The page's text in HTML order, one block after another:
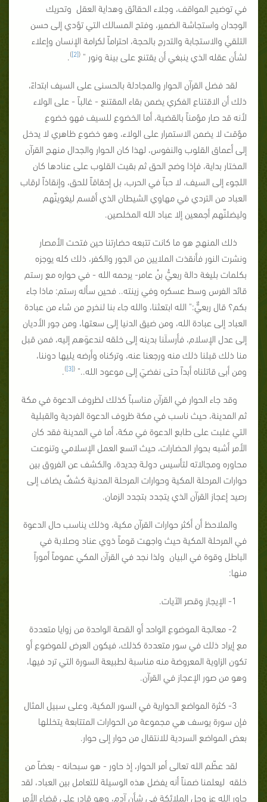
في توضيح المواقف، وجلاء الحقائق وهداية العقل وتحريك
الوجدان واستجاشة الضمير، وفتح المسالك التي تؤدي إلى حسن
التلقي والاستجابة والتدرج بالحجة، احتراماً لكرامة الإنسان وإعلاء
لشأن عقله الذي ينبغي أن يقتنع على بينة ونور " (
[2]
)
.
لقد فضل القرآن الحوار والمجادلة بالحسنى على السيف ابتداءً،
ذلك أن الاقتناع الفكري يضمن بقاء المقتنع - غالباً - على الولاء
لأنه قد صار مؤمناً بالقضية، أما الخضوع للسيف فهو خضوع
مؤقت لا يضمن الاستمرار على الولاء، وهو خضوع ظاهري لا يدخل
إلى أعماق القلوب والنفوس، لهذا كان الحوار والجدال منهج القرآن
المختار بداية، فإذا وضح الحق ثم بقيت القلوب على عنادها كان
اللجوء إلى السيف، لا حباً في الحرب، بل إحقاقاً للحق، وإنقاذاً لرقاب
العباد من التردي في مهاوي الشيطان الذي أقسم ليغوينّهم
وليضلنّهم أجمعين إلا عباد الله المخلصين.
ذلك المنهج هو ما كانت تتبعه حضارتنا حين فتحت الأمصار
ونشرت النور فأنقذت الملايين من الجور والكفر، ذلك كله يوجزه
بكلمات بليغة دالة ربعيُّ بنُ عامر- يرحمه الله - في حواره مع رستم
قائد الفرس وسط عسكره وفي زينته.. فحين سأله رستم: ماذا جاء
بكم؟ قال ربعيٌّ:" الله ابتعثنا، والله جاء بنا لنخرج من شاء من عبادة
العباد إلى عبادة الله، ومن ضيق الدنيا إلى سعتها، ومن جور الأديان
إلى عدل الإسلام، فأرسلَنا بدينه إلى خلقه لندعوَهم إليه، فمن قبل
منا ذلك قبلنا ذلك منه ورجعنا عنه، وتركناه وأرضه يليها دوننا،
ومن أبى قاتلناه أبداً حتى نفضيَ إلى موعود الله.." (
[3]
)
.
وقد جاء الحوار في القرآن مناسباً كذلك لظروف الدعوة في مكة
ثم المدينة، حيث ناسب في مكة ظروف الدعوة الفردية والقبلية
التي غلبت على طابع الدعوة في مكة، أما في المدينة فقد كان
الأمر أشبه بحوار الحضارات، حيث اتسع العمل الإسلامي وتنوعت
محاوره ومجالاته لتأسيس دولـة جديدة، والكشف عن الفروق بين
حوارات المرحلة المكية وحوارات المرحلة المدنية كشفٌ يضاف إلى
رصيد إعجاز القرآن الذي يتجدد بتجدد الزمان.
والملاحظ أن أكثر حوارات القرآن مكية، وذلك يناسب حال الدعوة
في المرحلة المكية حيث واجهت قوماً ذوي عناد وصلابة في
الباطل وقوة في البيان ولذا نجد في القرآن المكي عموماً أموراً
منها:
1- الإيجاز وقصر الآيات.
2- معالجة الموضوع الواحد أو القصة الواحدة من زوايا متعددة
مع إيراد ذلك في سور متعددة كذلك، فيكون العرض للموضوع أو
تكون الزاوية المعروضة منه مناسبة لطبيعة السورة التي ترد فيها،
وهو من صور الإعجاز في القرآن.
3- كثرة المواضع الحوارية في السور المكية، وعلى سبيل المثال
فإن سورة يوسف هي مجموعة من الحوارات المتتابعة يتخللها
بعض المواضع السردية للانتقال من حوار إلى حوار.
لقد عظّم الله تعالى أمر الحوار، إذ حاور - هو سبحانه - بعضاً من
خلقه ليعلمنا ضمناً أنه يفضل هذه الوسيلة للتعامل بين العباد، لقد
حاور الله عز وجل الملائكة في شأن آدم، وهو قادر على قضاء الأمر